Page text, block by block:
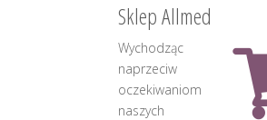
Sklep Allmed
Wychodząc
naprzeciw
oczekiwaniom
naszych